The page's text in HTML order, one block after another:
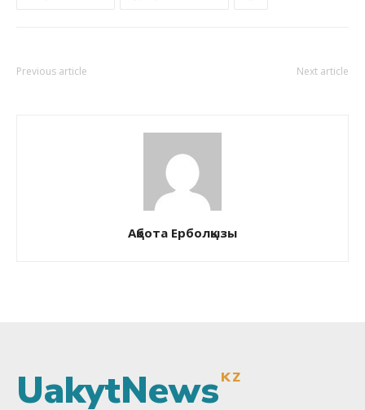
Previous article Next article
Ақбота Ерболқызы
UakytNewsKZ